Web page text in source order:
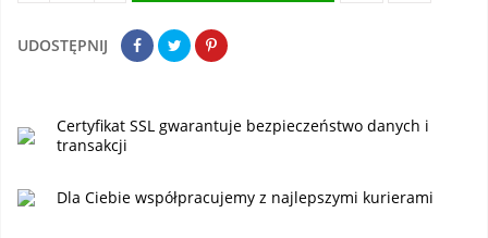
UDOSTĘPNIJ
Certyfikat SSL gwarantuje bezpieczeństwo danych i
transakcji
Dla Ciebie współpracujemy z najlepszymi kurierami